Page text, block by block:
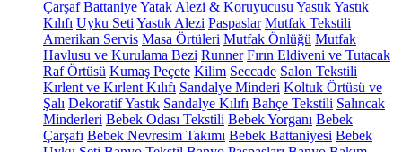
Çarşaf BattaniyeYatak Alezi & Koruyucusu YastıkYastık
Kılıfı Uyku Seti Yastık Alezi Paspaslar Mutfak Tekstili
Amerikan Servis Masa Örtüleri Mutfak Önlüğü Mutfak
Havlusu ve Kurulama Bezi Runner Fırın Eldiveni ve Tutacak
Raf Örtüsü Kumaş Peçete Kilim Seccade Salon Tekstili
Kırlent ve Kırlent Kılıfı Sandalye Minderi Koltuk Örtüsü ve
Şalı Dekoratif Yastık Sandalye Kılıfı Bahçe Tekstili Salıncak
Minderleri Bebek Odası Tekstili Bebek Yorganı Bebek
Çarşafı Bebek Nevresim Takımı Bebek Battaniyesi Bebek